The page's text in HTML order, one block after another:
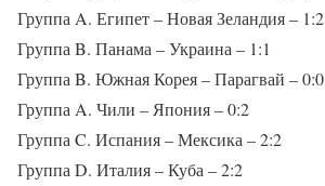
Группа A. Египет – Новая Зеландия – 1:2
Группа B. Панама – Украина – 1:1
Группа B. Южная Корея – Парагвай – 0:0
Группа A. Чили – Япония – 0:2
Группа C. Испания – Мексика – 2:2
Группа D. Италия – Куба – 2:2